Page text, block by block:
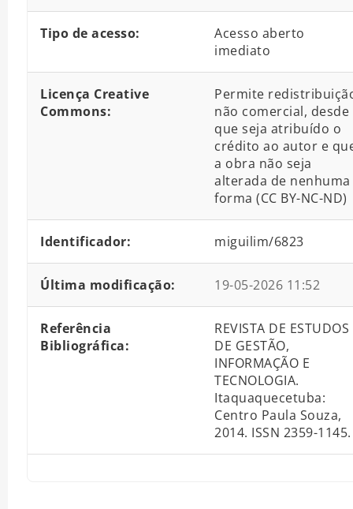
Tipo de acesso:
Acesso aberto
imediato
Licença Creative
Commons:
Permite
não comercial, desde
que seja atribuído o
crédito ao autor e
a obra não seja
alterada de nenhuma
forma (CC BY-NC-ND)
Identificador: miguilim/6823
Última modificação: 19-05-2026 11:52
Referência
Bibliográfica:
REVISTA DE ESTUDOS
DE GESTÃO,
INFORMAÇÃO E
TECNOLOGIA.
Itaquaquecetuba:
Centro Paula Souza,
2014. ISSN 2359-1145.